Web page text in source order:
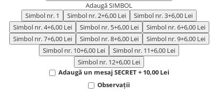
Adaugă SIMBOL
Simbol nr. 1
Simbol nr. 2+6,00 Lei Simbol nr. 3+6,00 Lei
Simbol nr. 4+6,00 Lei Simbol nr. 5+6,00 Lei Simbol nr. 6+6,00 Lei
Simbol nr. 7+6,00 Lei Simbol nr. 8+6,00 Lei Simbol nr. 9+6,00 Lei
Simbol nr. 10+6,00 Lei Simbol nr. 11+6,00 Lei
Simbol nr. 12+6,00 Lei
Adaugă un mesaj SECRET + 10,00 Lei
Observații